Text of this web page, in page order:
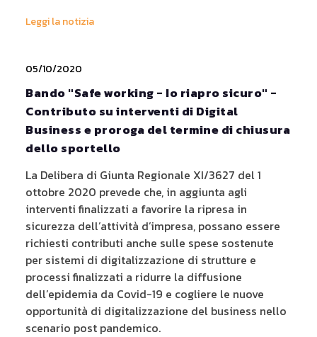
Leggi la notizia
05/10/2020
Bando "Safe working - Io riapro sicuro" -
Contributo su interventi di Digital
Business e proroga del termine di chiusura
dello sportello
La Delibera di Giunta Regionale XI/3627 del 1
ottobre 2020 prevede che, in aggiunta agli
interventi finalizzati a favorire la ripresa in
sicurezza dell’attività d’impresa, possano essere
richiesti contributi anche sulle spese sostenute
per sistemi di digitalizzazione di strutture e
processi finalizzati a ridurre la diffusione
dell’epidemia da Covid-19 e cogliere le nuove
opportunità di digitalizzazione del business nello
scenario post pandemico.